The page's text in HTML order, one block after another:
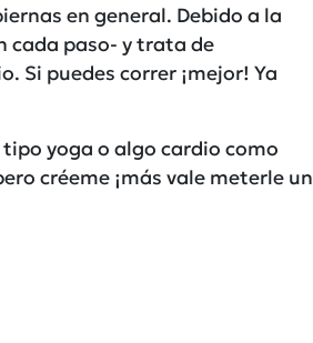
en general. Debido a la
cada paso- y trata de
Si puedes correr ¡mejor! Ya
yoga o algo cardio como
créeme ¡más vale meterle un